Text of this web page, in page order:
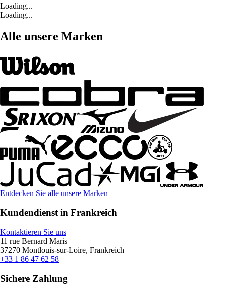
Loading...
Loading...
Alle unsere Marken
Entdecken Sie alle unsere Marken
Kundendienst in Frankreich
Kontaktieren Sie uns
11 rue Bernard Maris
37270 Montlouis-sur-Loire, Frankreich
+33 1 86 47 62 58
Sichere Zahlung